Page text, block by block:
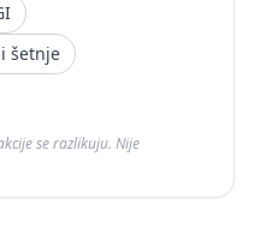
šetnje
se razlikuju. Nije